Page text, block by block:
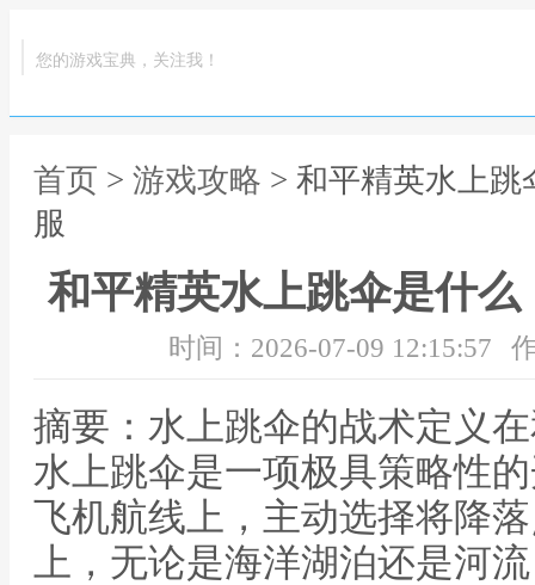
您的游戏宝典，关注我！
首页 > 游戏攻略 > 和平精英水上
服
和平精英水上跳伞是什
时间：2026-07-09 12:15:57
摘要：水上跳伞的战术定义
水上跳伞是一项极具策略性
飞机航线上，主动选择将降
上，无论是海洋湖泊还是河